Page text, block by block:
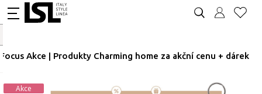
Focus Akce | Produkty Charming home za akční cenu + dárek
Akce